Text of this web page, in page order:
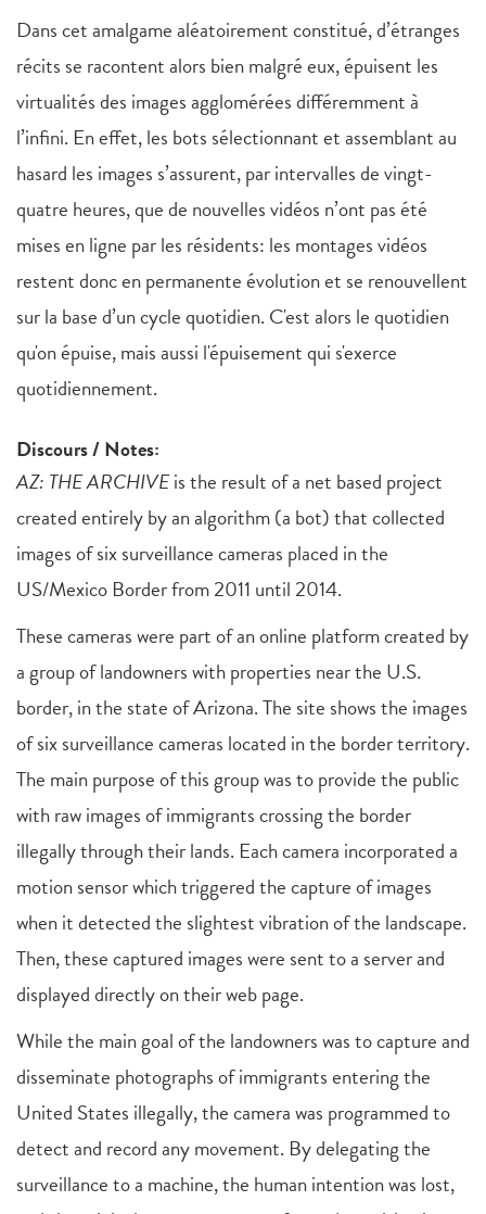
Dans cet amalgame aléatoirement constitué, d’étranges
récits se racontent alors bien malgré eux, épuisent les
virtualités des images agglomérées différemment à
l’infini. En effet, les bots sélectionnant et assemblant au
hasard les images s’assurent, par intervalles de vingt-
quatre heures, que de nouvelles vidéos n’ont pas été
mises en ligne par les résidents: les montages vidéos
restent donc en permanente évolution et se renouvellent
sur la base d’un cycle quotidien. C'est alors le quotidien
qu'on épuise, mais aussi l'épuisement qui s'exerce
quotidiennement.
Discours / Notes:
AZ: THE ARCHIVEis the result of a net based project
created entirely by an algorithm (a bot) that collected
images of six surveillance cameras placed in the
US/Mexico Border from 2011 until 2014.
These cameras were part of an online platform created by
a group of landowners with properties near the U.S.
border, in the state of Arizona. The site shows the images
of six surveillance cameras located in the border territory.
The main purpose of this group was to provide the public
with raw images of immigrants crossing the border
illegally through their lands. Each camera incorporated a
motion sensor which triggered the capture of images
when it detected the slightest vibration of the landscape.
Then, these captured images were sent to a server and
displayed directly on their web page.
While the main goal of the landowners was to capture and
disseminate photographs of immigrants entering the
United States illegally, the camera was programmed to
detect and record any movement. By delegating the
surveillance to a machine, the human intention was lost,